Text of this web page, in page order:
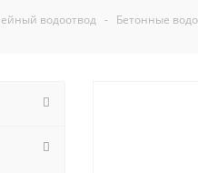
водоотвод - Бетонные